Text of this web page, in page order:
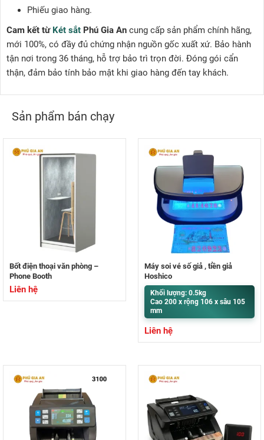
Phiếu giao hàng.
Cam kết từ Két sắt Phú Gia An cung cấp sản phẩm chính hãng,
mới 100%, có đầy đủ chứng nhận nguồn gốc xuất xứ. Bảo hành
tận nơi trong 36 tháng, hỗ trợ bảo trì trọn đời. Đóng gói cẩn
thận, đảm bảo tính bảo mật khi giao hàng đến tay khách.
Sản phẩm bán chạy
Bốt điện thoại văn phòng –
Phone Booth
Liên hệ
Máy soi vé số giả , tiền giả
Hoshico
Khối lượng: 0.5kg
Cao 200 x rộng 106 x sâu 105
mm
Liên hệ